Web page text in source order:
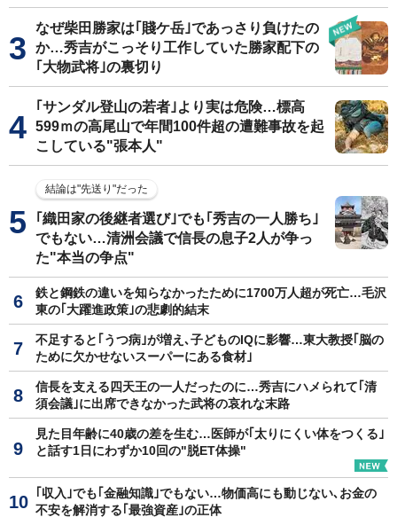
なぜ柴田勝家は｢賤ケ岳｣であっさり負けたの
か…秀吉がこっそり工作していた勝家配下の
｢大物武将｣の裏切り
｢サンダル登山の若者｣より実は危険…標高
599ｍの高尾山で年間100件超の遭難事故を起
こしている"張本人"
結論は"先送り"だった
｢織田家の後継者選び｣でも｢秀吉の一人勝ち｣
でもない…清洲会議で信長の息子2人が争っ
た"本当の争点"
鉄と鋼鉄の違いを知らなかったために1700万人超が死亡…毛沢
東の｢大躍進政策｣の悲劇的結末
不足すると｢うつ病｣が増え､子どものIQに影響…東大教授｢脳の
ために欠かせないスーパーにある食材｣
信長を支える四天王の一人だったのに…秀吉にハメられて｢清
須会議｣に出席できなかった武将の哀れな末路
見た目年齢に40歳の差を生む…医師が｢太りにくい体をつくる｣
と話す1日にわずか10回の"脱ET体操"
｢収入｣でも｢金融知識｣でもない…物価高にも動じない､お金の
不安を解消する｢最強資産｣の正体